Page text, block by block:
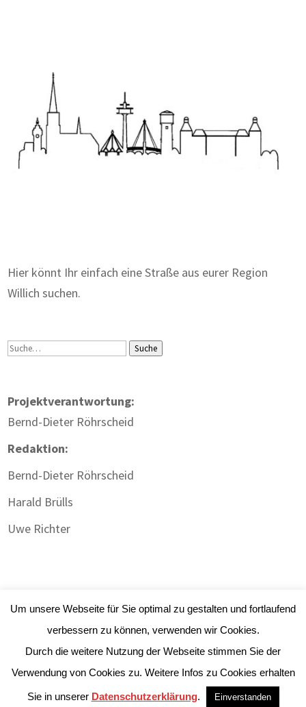
Hier könnt Ihr einfach eine Straße aus eurer Region
Willich suchen.
Suche Suche
Projektverantwortung:
Bernd-Dieter Röhrscheid
Redaktion:
Bernd-Dieter Röhrscheid
Harald Brülls
Uwe Richter
Um unsere Webseite für Sie optimal zu gestalten und fortlaufend
verbessern zu können, verwenden wir Cookies.
Durch die weitere Nutzung der Webseite stimmen Sie der
Verwendung von Cookies zu. Weitere Infos zu Cookies erhalten
Sie in unserer Datenschutzerklärung. Einverstanden